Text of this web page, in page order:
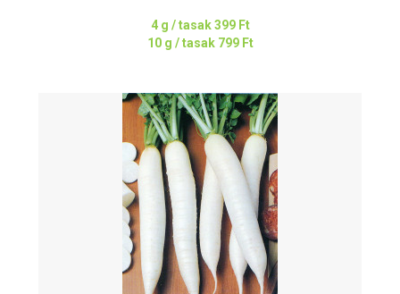
4 g / tasak399 Ft
10 g / tasak 799 Ft